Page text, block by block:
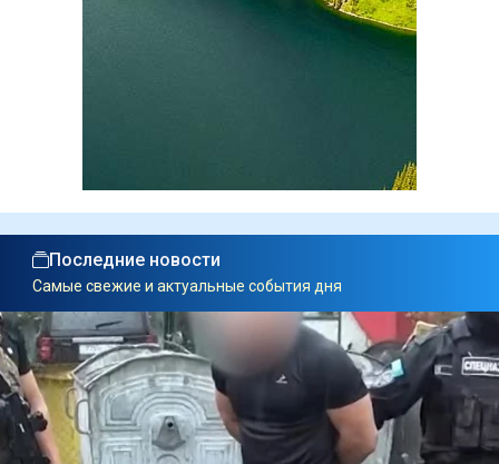
Последние новости
Самые свежие и актуальные события дня